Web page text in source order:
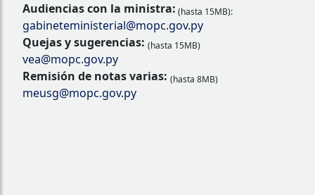
Audiencias con la ministra: (hasta 15MB):
gabineteministerial@mopc.gov.py
Quejas y sugerencias: (hasta 15MB)
vea@mopc.gov.py
Remisión de notas varias: (hasta 8MB)
meusg@mopc.gov.py